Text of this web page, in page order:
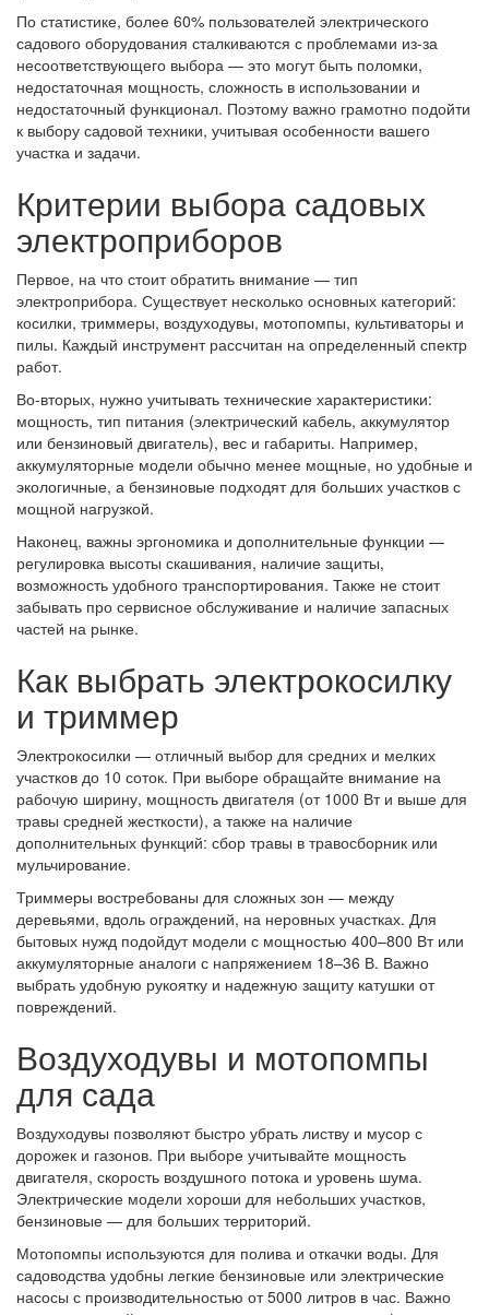
По статистике, более 60% пользователей электрического
садового оборудования сталкиваются с проблемами из-за
несоответствующего выбора — это могут быть поломки,
недостаточная мощность, сложность в использовании и
недостаточный функционал. Поэтому важно грамотно подойти
к выбору садовой техники, учитывая особенности вашего
участка и задачи.
Критерии выбора садовых
электроприборов
Первое, на что стоит обратить внимание — тип
электроприбора. Существует несколько основных категорий:
косилки, триммеры, воздуходувы, мотопомпы, культиваторы и
пилы. Каждый инструмент рассчитан на определенный спектр
работ.
Во-вторых, нужно учитывать технические характеристики:
мощность, тип питания (электрический кабель, аккумулятор
или бензиновый двигатель), вес и габариты. Например,
аккумуляторные модели обычно менее мощные, но удобные и
экологичные, а бензиновые подходят для больших участков с
мощной нагрузкой.
Наконец, важны эргономика и дополнительные функции —
регулировка высоты скашивания, наличие защиты,
возможность удобного транспортирования. Также не стоит
забывать про сервисное обслуживание и наличие запасных
частей на рынке.
Как выбрать электрокосилку
и триммер
Электрокосилки — отличный выбор для средних и мелких
участков до 10 соток. При выборе обращайте внимание на
рабочую ширину, мощность двигателя (от 1000 Вт и выше для
травы средней жесткости), а также на наличие
дополнительных функций: сбор травы в травосборник или
мульчирование.
Триммеры востребованы для сложных зон — между
деревьями, вдоль ограждений, на неровных участках. Для
бытовых нужд подойдут модели с мощностью 400–800 Вт или
аккумуляторные аналоги с напряжением 18–36 В. Важно
выбрать удобную рукоятку и надежную защиту катушки от
повреждений.
Воздуходувы и мотопомпы
для сада
Воздуходувы позволяют быстро убрать листву и мусор с
дорожек и газонов. При выборе учитывайте мощность
двигателя, скорость воздушного потока и уровень шума.
Электрические модели хороши для небольших участков,
бензиновые — для больших территорий.
Мотопомпы используются для полива и откачки воды. Для
садоводства удобны легкие бензиновые или электрические
насосы с производительностью от 5000 литров в час. Важно